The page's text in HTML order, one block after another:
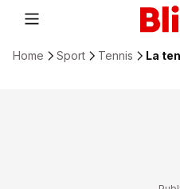
Home Sport Tennis La